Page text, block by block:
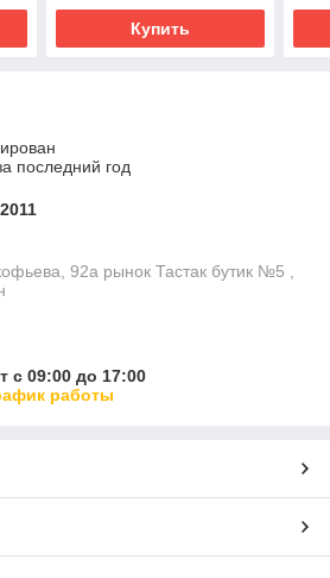
Купить
последний год
92а рынок Тастак бутик №5 ,
с 09:00 до 17:00
работы